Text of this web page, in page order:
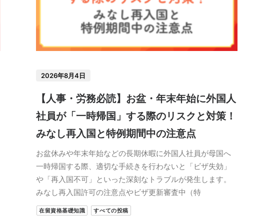
2026年8月4日
【人事・労務必読】お盆・年末年始に外国人
社員が「一時帰国」する際のリスクと対策！
みなし再入国と特例期間中の注意点
お盆休みや年末年始などの長期休暇に外国人社員が母国へ
一時帰国する際、適切な手続きを行わないと「ビザ失効」
や「再入国不可」といった深刻なトラブルが発生します。
みなし再入国許可の注意点やビザ更新審査中（特
在留資格基礎知識 すべての投稿